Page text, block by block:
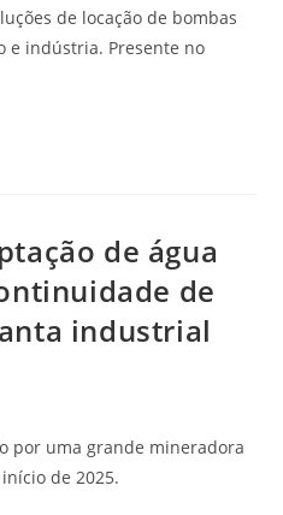
de locação de bombas
e indústria. Presente no
de água
de
industrial
por uma grande mineradora
de 2025.